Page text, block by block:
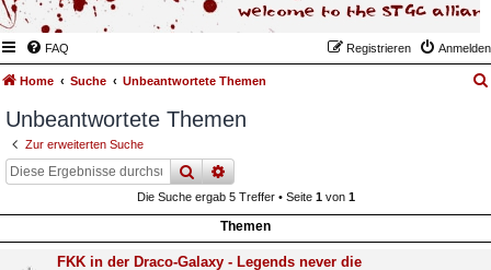
FAQ Anmelden
Registrieren
Home Suche Unbeantwortete Themen
Unbeantwortete Themen
Zur erweiterten Suche
sucheerweiterte
Die Suche ergab 5 Treffer • Seite 1von 1
Themen
FKK in der Draco-Galaxy - Legends never die